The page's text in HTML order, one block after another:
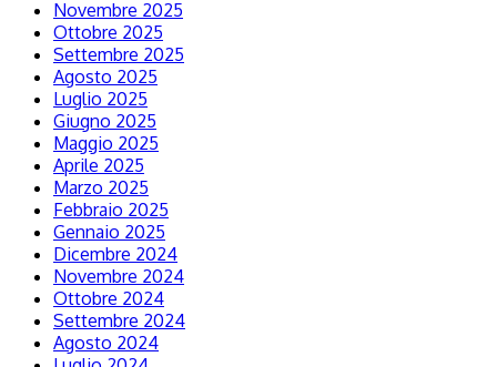
Novembre 2025
Ottobre 2025
Settembre 2025
Agosto 2025
Luglio 2025
Giugno 2025
Maggio 2025
Aprile 2025
Marzo 2025
Febbraio 2025
Gennaio 2025
Dicembre 2024
Novembre 2024
Ottobre 2024
Settembre 2024
Agosto 2024